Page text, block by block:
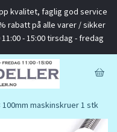
kvalitet, faglig god service
rabatt på alle varer / sikker
- 15:00 tirsdag - fredag
100mm maskinskruer 1 stk